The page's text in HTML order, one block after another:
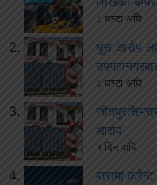
८ घण्टा अघि
घुस आरोप
८ घण्टा अघि
आरोप
१ दिन अघि
बारामा